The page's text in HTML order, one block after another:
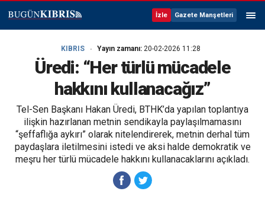
İzle Gazete Manşetleri
KIBRIS Yayın zamanı: 20-02-2026 11:28
Üredi: “Her türlü mücadele
hakkını kullanacağız”
Tel-Sen Başkanı Hakan Üredi, BTHK’da yapılan toplantıya
ilişkin hazırlanan metnin sendikayla paylaşılmamasını
“şeffaflığa aykırı” olarak nitelendirerek, metnin derhal tüm
paydaşlara iletilmesini istedi ve aksi halde demokratik ve
meşru her türlü mücadele hakkını kullanacaklarını açıkladı.